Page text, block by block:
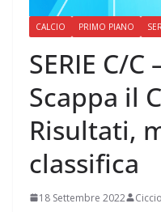
CALCIO PRIMO PIANO
SERIE C/
Scappa il
Risultati,
classifica
18 Settembre 2022